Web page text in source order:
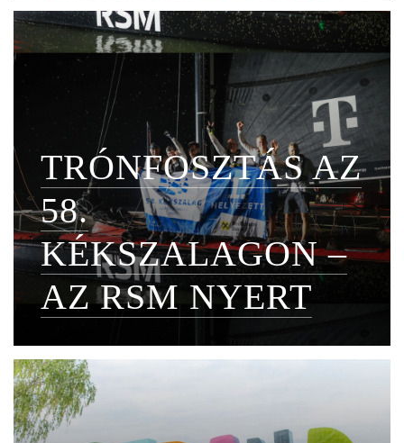
TRÓNFOSZTÁS AZ
58.
KÉKSZALAGON –
AZ RSM NYERT